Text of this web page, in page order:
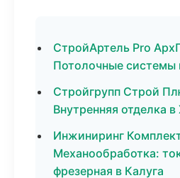
СтройАртель Pro
Потолочные системы
Стройгрупп Строй
Внутренняя отделка
Инжиниринг
Механообработка:
фрезерная в Калуга